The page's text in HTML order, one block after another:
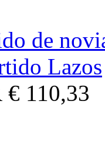
de
Lazos
€ 110,33